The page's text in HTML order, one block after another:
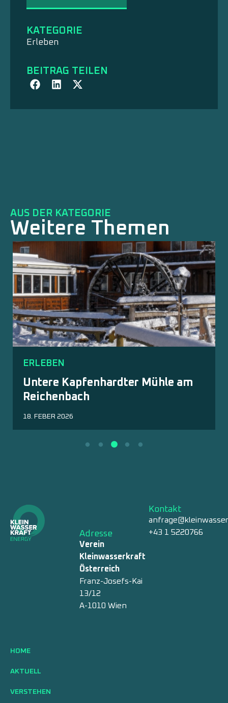
KATEGORIE
Erleben
BEITRAG TEILEN
AUS DER KATEGORIE
Weitere Themen
ERLEBEN
Untere Kapfenhardter Mühle am
Reichenbach
18. FEBER 2026
Adresse
Verein
Kleinwasserkraft
Österreich
Franz-Josefs-Kai
13/12
A-1010 Wien
Kontakt
+43 1 5220766
HOME
AKTUELL
VERSTEHEN